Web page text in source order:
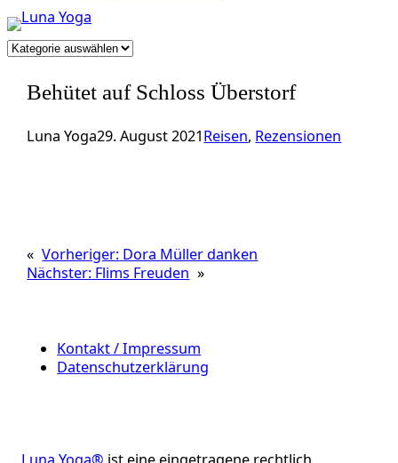
Kategorien
Behütet auf Schloss Überstorf
Luna Yoga29. August 2021Reisen, Rezensionen
« Vorheriger: Dora Müller danken
Nächster: Flims Freuden »
Kontakt / Impressum
Datenschutzerklärung